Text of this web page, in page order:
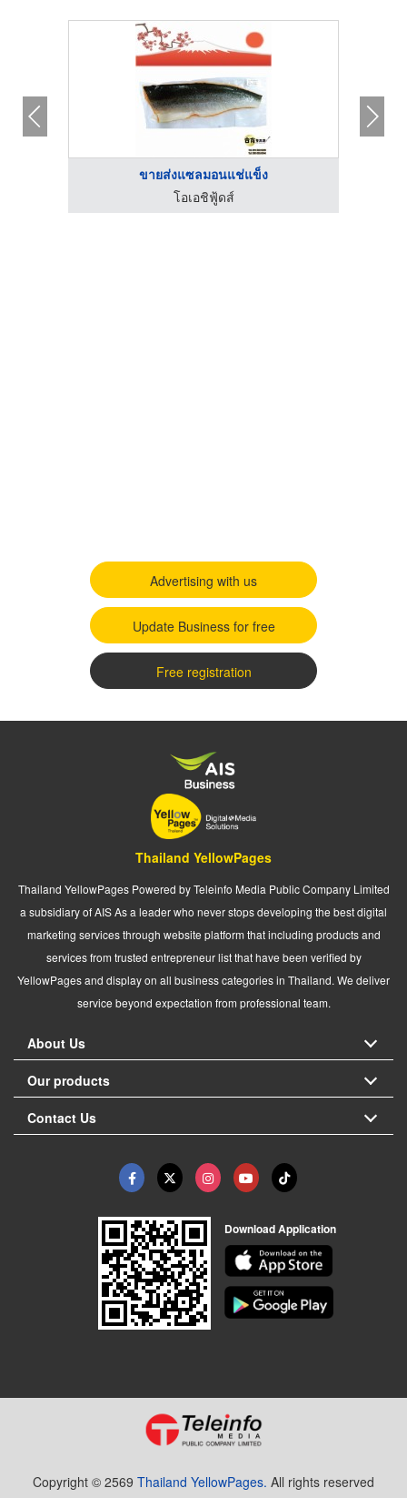
ขายส่งแซลมอนแช่แข็ง
โอเอชิฟู้ดส์
Advertising with us
Update Business for free
Free registration
Thailand YellowPages
Thailand YellowPages Powered by Teleinfo Media Public Company Limited
a subsidiary of AIS As a leader who never stops developing the best digital
marketing services through website platform that including products and
services from trusted entrepreneur list that have been verified by
YellowPages and display on all business categories in Thailand. We deliver
service beyond expectation from professional team.
About Us
Our products
Contact Us
Download Application
Copyright © 2569 Thailand YellowPages. All rights reserved